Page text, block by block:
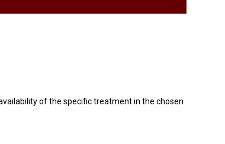
of the specific treatment in the chosen